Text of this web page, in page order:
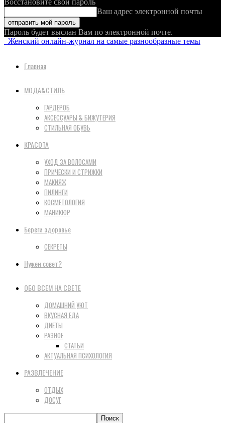
Восстановите свой пароль
Ваш адрес электронной почты
Пароль будет выслан Вам по электронной почте.
Женский онлайн-журнал на самые разнообразные темы
Главная
МОДА&СТИЛЬ
ГАРДЕРОБ
АКСЕССУАРЫ & БИЖУТЕРИЯ
СТИЛЬНАЯ ОБУВЬ
КРАСОТА
УХОД ЗА ВОЛОСАМИ
ПРИЧЕСКИ И СТРИЖКИ
МАКИЯЖ
ПИЛИНГИ
КОСМЕТОЛОГИЯ
МАНИКЮР
Береги здоровье
СЕКРЕТЫ
Нужен совет?
ОБО ВСЕМ НА СВЕТЕ
ДОМАШНИЙ УЮТ
ВКУСНАЯ ЕДА
ДИЕТЫ
РАЗНОЕ
СТАТЬИ
АКТУАЛЬНАЯ ПСИХОЛОГИЯ
РАЗВЛЕЧЕНИЕ
ОТДЫХ
ДОСУГ